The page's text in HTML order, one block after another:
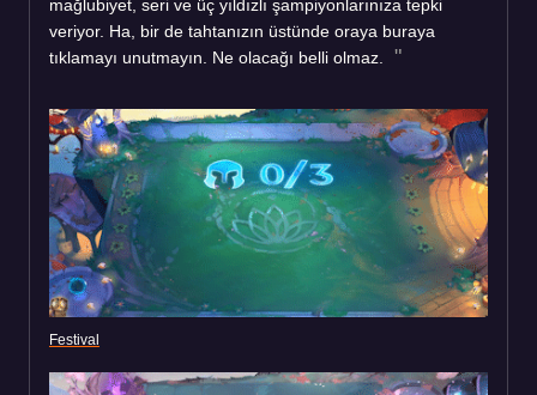
mağlubiyet, seri ve üç yıldızlı şampiyonlarınıza tepki
veriyor. Ha, bir de tahtanızın üstünde oraya buraya
tıklamayı unutmayın. Ne olacağı belli olmaz.
Festival